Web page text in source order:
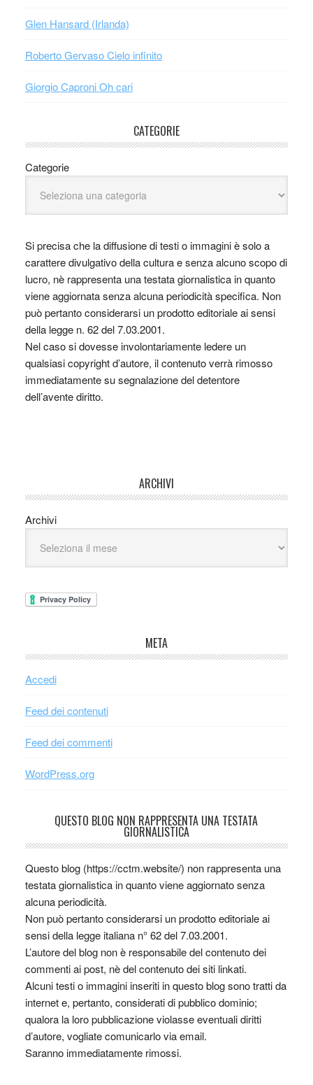
Glen Hansard (Irlanda)
Roberto Gervaso Cielo infinito
Giorgio Caproni Oh cari
CATEGORIE
Categorie
Si precisa che la diffusione di testi o immagini è solo a
carattere divulgativo della cultura e senza alcuno scopo di
lucro, nè rappresenta una testata giornalistica in quanto
viene aggiornata senza alcuna periodicità specifica. Non
può pertanto considerarsi un prodotto editoriale ai sensi
della legge n. 62 del 7.03.2001.
Nel caso si dovesse involontariamente ledere un
qualsiasi copyright d’autore, il contenuto verrà rimosso
immediatamente su segnalazione del detentore
dell’avente diritto.
ARCHIVI
Archivi
META
Accedi
Feed dei contenuti
Feed dei commenti
WordPress.org
QUESTO BLOG NON RAPPRESENTA UNA TESTATA
GIORNALISTICA
Questo blog (https://cctm.website/) non rappresenta una
testata giornalistica in quanto viene aggiornato senza
alcuna periodicità.
Non può pertanto considerarsi un prodotto editoriale ai
sensi della legge italiana n° 62 del 7.03.2001.
L’autore del blog non è responsabile del contenuto dei
commenti ai post, nè del contenuto dei siti linkati.
Alcuni testi o immagini inseriti in questo blog sono tratti da
internet e, pertanto, considerati di pubblico dominio;
qualora la loro pubblicazione violasse eventuali diritti
d’autore, vogliate comunicarlo via email.
Saranno immediatamente rimossi.